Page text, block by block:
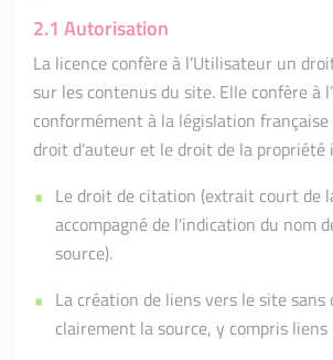
2.1 Autorisation
La licence confère à l’Utilisateur un
sur les contenus du site. Elle confère à
conformément à la législation
droit d'auteur et le droit de la propriété
Le droit de citation (extrait court de
accompagné de l'indication du nom
source).
La création de liens vers le site
clairement la source, y compris liens